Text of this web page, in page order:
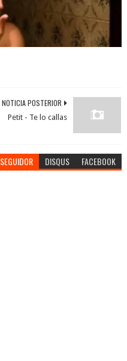
NOTICIA POSTERIOR
Petit - Te lo callas
SEGUIDOR DISQUS FACEBOOK